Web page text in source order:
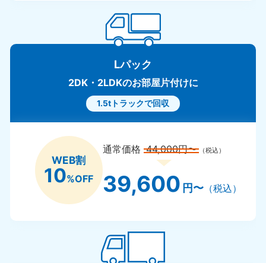
Lパック
2DK・2LDKのお部屋片付けに
1.5tトラックで回収
WEB割
10%OFF
通常価格44,000円〜 （税込）
39,600 円〜（税込）